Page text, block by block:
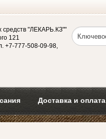
средств "ЛЕКАРЬ.КЗ""
121
+7-777-508-09-98,
Доставка и оплата